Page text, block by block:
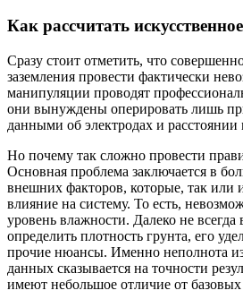
Как рассчитать
Сразу стоит отметить, что
заземления провести фактически
манипуляции проводят
они вынуждены оперировать лишь
данными об электродах и
Но почему так сложно провести
Основная проблема заключается в
внешних факторов, которые, так или
влияние на систему. То есть,
уровень влажности. Далеко не
определить плотность грунта, его
прочие нюансы. Именно неполнота
данных сказывается на точности
имеют небольшое отличие от базовых